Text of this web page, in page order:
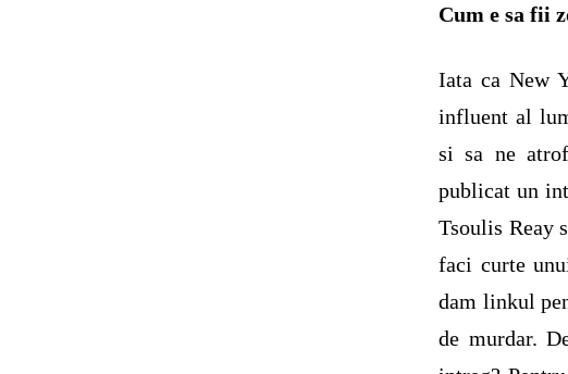
Cum e sa fii
Iata ca New
influent al
si sa ne
publicat un
Tsoulis Reay
faci curte
dam linkul
de murdar.